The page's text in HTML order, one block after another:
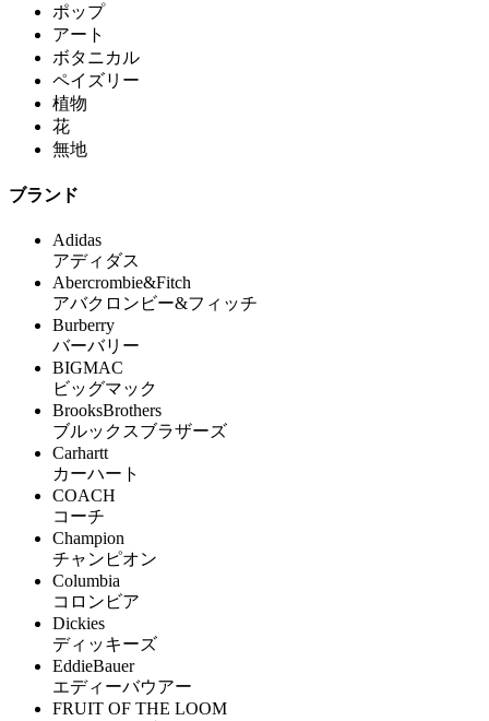
ポップ
アート
ボタニカル
ペイズリー
植物
花
無地
ブランド
Adidas
アディダス
Abercrombie&Fitch
アバクロンビー&フィッチ
Burberry
バーバリー
BIGMAC
ビッグマック
BrooksBrothers
ブルックスブラザーズ
Carhartt
カーハート
COACH
コーチ
Champion
チャンピオン
Columbia
コロンビア
Dickies
ディッキーズ
EddieBauer
エディーバウアー
FRUIT OF THE LOOM